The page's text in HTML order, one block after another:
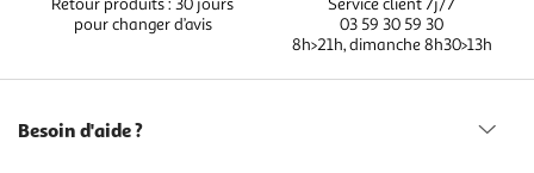
pour changer d’avis
03 59 30 59 30
8h>21h, dimanche 8h30>13h
Besoin d'aide ?